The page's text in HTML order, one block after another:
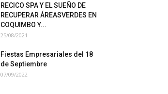
RECICO SPA Y EL SUEÑO DE
RECUPERAR ÁREASVERDES EN
COQUIMBO Y...
25/08/2021
Fiestas Empresariales del 18
de Septiembre
07/09/2022